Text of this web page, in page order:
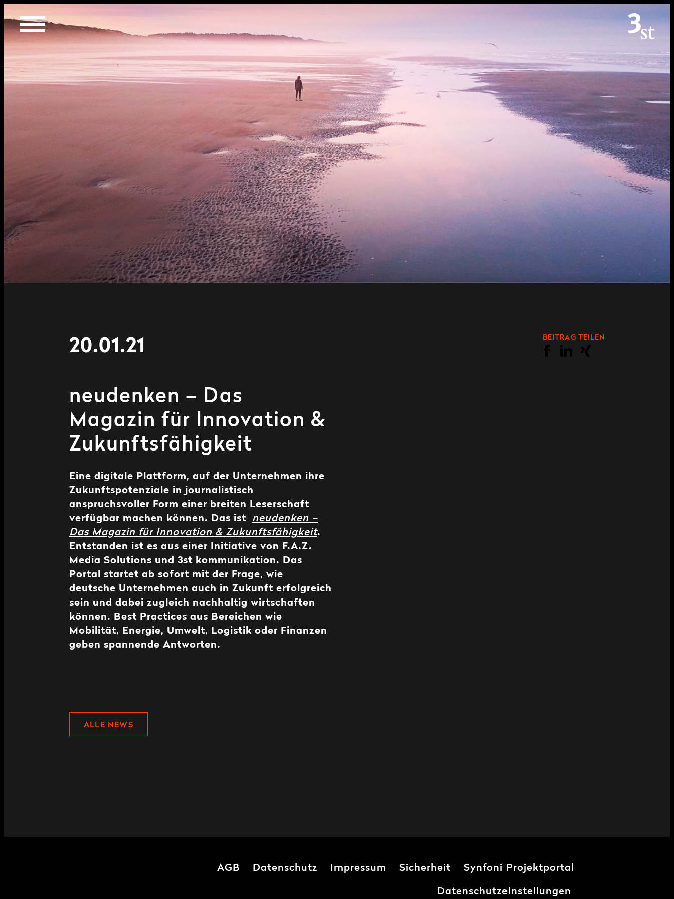
20.01.21 BEITRAG TEILEN
neudenken – Das
Magazin für Innovation &
Zukunftsfähigkeit
Eine digitale Plattform, auf der Unternehmen ihre
Zukunftspotenziale in journalistisch
anspruchsvoller Form einer breiten Leserschaft
verfügbar machen können. Das ist
neudenken –
Das Magazin für Innovation & Zukunftsfähigkeit.
Entstanden ist es aus einer Initiative von F.A.Z.
Media Solutions und 3st kommunikation. Das
Portal startet ab sofort mit der Frage, wie
deutsche Unternehmen auch in Zukunft erfolgreich
sein und dabei zugleich nachhaltig wirtschaften
können. Best Practices aus Bereichen wie
Mobilität, Energie, Umwelt, Logistik oder Finanzen
geben spannende Antworten.
ALLE NEWS
AGB Datenschutz Impressum Sicherheit Synfoni Projektportal
Datenschutzeinstellungen